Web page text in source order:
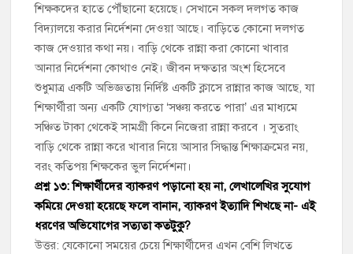
শিক্ষকদের হাতে পৌঁছানো হয়েছে। সেখানে সকল দলগত কাজ
বিদ্যালয়ে করার নির্দেশনা দেওয়া আছে। বাড়িতে কোনো দলগত
কাজ দেওয়ার কথা নয়। বাড়ি থেকে রান্না করা কোনো খাবার
আনার নির্দেশনা কোথাও নেই। জীবন দক্ষতার অংশ হিসেবে
শুধুমাত্র একটি অভিজ্ঞতায় নির্দিষ্ট একটি ক্লাসে রান্নার কাজ আছে, যা
শিক্ষার্থীরা অন্য একটি যোগ্যতা ‘সঞ্চয় করতে পারা’ এর মাধ্যমে
সঞ্চিত টাকা থেকেই সামগ্রী কিনে নিজেরা রান্না করবে । সুতরাং
বাড়ি থেকে রান্না করে খাবার নিয়ে আসার সিদ্ধান্ত শিক্ষাক্রমের নয়,
বরং কতিপয় শিক্ষকের ভুল নির্দেশনা।
প্রশ্ন ১৩: শিক্ষার্থীদের ব্যাকরণ পড়ানো হয় না, লেখালেখির সুযোগ
কমিয়ে দেওয়া হয়েছে ফলে বানান, ব্যাকরণ ইত্যাদি শিখছে না- এই
ধরণের অভিযোগের সত্যতা কতটুকু?
উত্তর: যেকোনো সময়ের চেয়ে শিক্ষার্থীদের এখন বেশি লিখতে